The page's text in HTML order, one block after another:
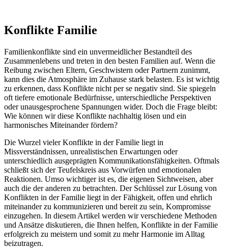
Konflikte Familie
Familienkonflikte sind ein unvermeidlicher Bestandteil des
Zusammenlebens und treten in den besten Familien auf. Wenn die
Reibung zwischen Eltern, Geschwistern oder Partnern zunimmt,
kann dies die Atmosphäre im Zuhause stark belasten. Es ist wichtig
zu erkennen, dass Konflikte nicht per se negativ sind. Sie spiegeln
oft tiefere emotionale Bedürfnisse, unterschiedliche Perspektiven
oder unausgesprochene Spannungen wider. Doch die Frage bleibt:
Wie können wir diese Konflikte nachhaltig lösen und ein
harmonisches Miteinander fördern?
Die Wurzel vieler Konflikte in der Familie liegt in
Missverständnissen, unrealistischen Erwartungen oder
unterschiedlich ausgeprägten Kommunikationsfähigkeiten. Oftmals
schließt sich der Teufelskreis aus Vorwürfen und emotionalen
Reaktionen. Umso wichtiger ist es, die eigenen Sichtweisen, aber
auch die der anderen zu betrachten. Der Schlüssel zur Lösung von
Konflikten in der Familie liegt in der Fähigkeit, offen und ehrlich
miteinander zu kommunizieren und bereit zu sein, Kompromisse
einzugehen. In diesem Artikel werden wir verschiedene Methoden
und Ansätze diskutieren, die Ihnen helfen, Konflikte in der Familie
erfolgreich zu meistern und somit zu mehr Harmonie im Alltag
beizutragen.